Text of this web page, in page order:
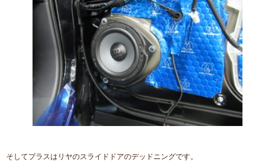
そしてプラスはリヤのスライドドアのデッドニングです。